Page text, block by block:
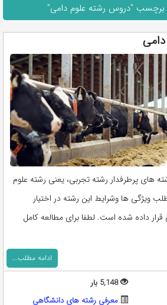
برچسب "دروس رشته علوم دامی"
های پرطرفدار رشته تجربی، یعنی رشته علوم
ویژگی ها وشرایط این رشته در اختیار
قرار داده شده است. لطفا برای مطالعه کامل
ادامه مطلب...
5,148 بار
معرفی رشته های دانشگاهی